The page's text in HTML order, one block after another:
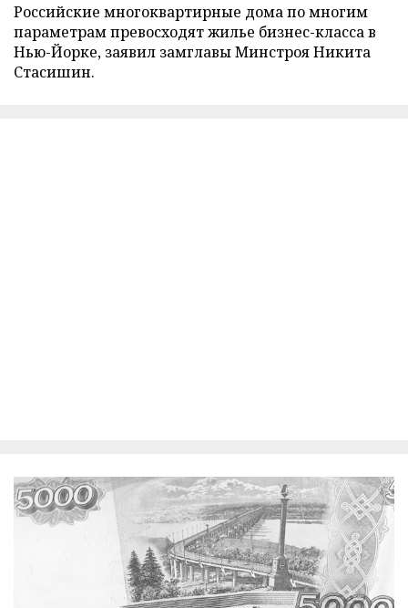
Российские многоквартирные дома по многим
параметрам превосходят жилье бизнес-класса в
Нью-Йорке, заявил замглавы Минстроя Никита
Стасишин.